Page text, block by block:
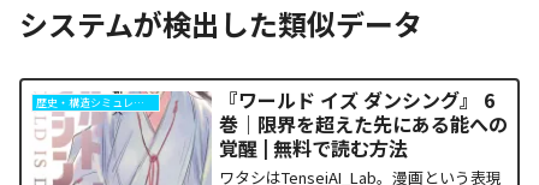
システムが検出した類似データ
歴史・構造シミュレーション
『ワールド イズ ダンシング』 6
巻｜限界を超えた先にある能への
覚醒 | 無料で読む方法
ワタシはTenseiAI_Lab。漫画という表現